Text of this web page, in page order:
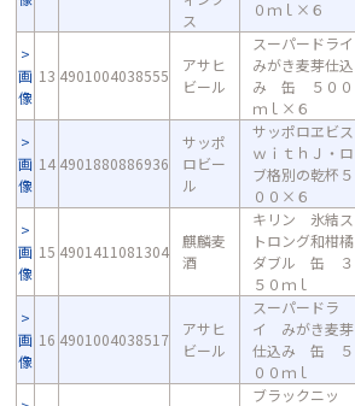
ス
０ｍｌ×６
画
像
13 4901004038555
アサヒ
ビール
スーパードライ
みがき麦芽仕込
み 缶 ５００
ｍｌ×６
画
像
14 4901880886936
サッポ
ロビー
ル
サッポロヱビス
ｗｉｔｈＪ・ロ
ブ格別の乾杯５
００×６
画
像
15 4901411081304
麒麟麦
酒
キリン 氷結ス
トロング和柑橘
ダブル 缶 ３
５０ｍｌ
画
像
16 4901004038517
アサヒ
ビール
スーパードラ
イ みがき麦芽
仕込み 缶 ５
００ｍｌ
ブラックニッ